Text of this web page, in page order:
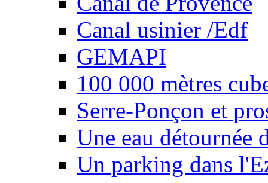
Canal usinier /Edf
GEMAPI
100 000 mètres
Serre-Ponçon et
Une eau détournée
Un parking dans